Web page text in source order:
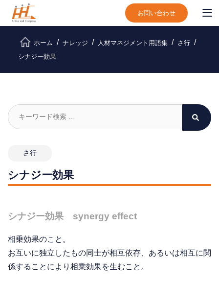
お問い合わせ
ホーム ナレッジ 人材マネジメント用語集
さ行
シナジー効果
さ行
シナジー効果
シナジー効果 synergy effect
相乗効果のこと。
お互いに独立したもの同士が相互依存、あるいは相互に関
係することにより相乗効果を生むこと。